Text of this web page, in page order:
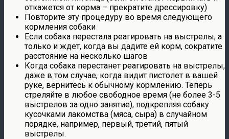
откажется от корма – прекратите дрессировку)
Повторите эту процедуру во время следующего
кормления собаки
Если собака перестала реагировать на выстрелы, а
только и ждет, когда вы дадите ей корм, сократите
расстояние на несколько шагов
Когда собака перестанет реагировать на выстрелы,
даже в том случае, когда видит пистолет в вашей
руке, вернитесь к обычному кормлению. Теперь
стреляйте в любое свободное время (не более 3-5
выстрелов за одно занятие), подкрепляя собаку
кусочками лакомства (мяса, сыра) в случайном
порядке, например, первый, третий, пятый
выстрелы.